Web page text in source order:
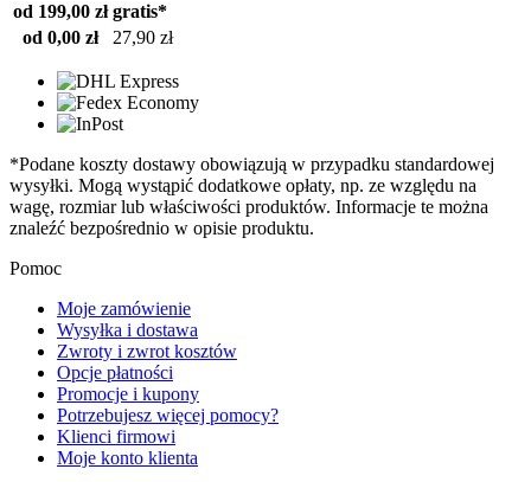
od 199,00 zł gratis*
od 0,00 zł
27,90 zł
*Podane koszty dostawy obowiązują w przypadku standardowej
wysyłki. Mogą wystąpić dodatkowe opłaty, np. ze względu na
wagę, rozmiar lub właściwości produktów. Informacje te można
znaleźć bezpośrednio w opisie produktu.
Pomoc
Moje zamówienie
Wysyłka i dostawa
Zwroty i zwrot kosztów
Opcje płatności
Promocje i kupony
Potrzebujesz więcej pomocy?
Klienci firmowi
Moje konto klienta